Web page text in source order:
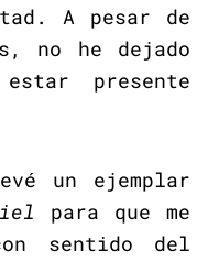
A pesar de
no he dejado
presente
un ejemplar
para que me
sentido del